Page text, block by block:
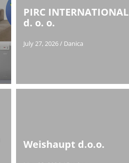
PIRC INTERNATIONAL
d. o. o.
July 27, 2026 / Danica
Weishaupt d.o.o.